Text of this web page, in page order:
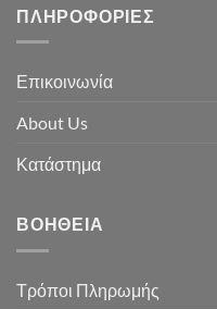
ΠΛΗΡΟΦΟΡΊΕΣ
Επικοινωνία
About Us
Κατάστημα
ΒΟΉΘΕΙΑ
Τρόποι Πληρωμής